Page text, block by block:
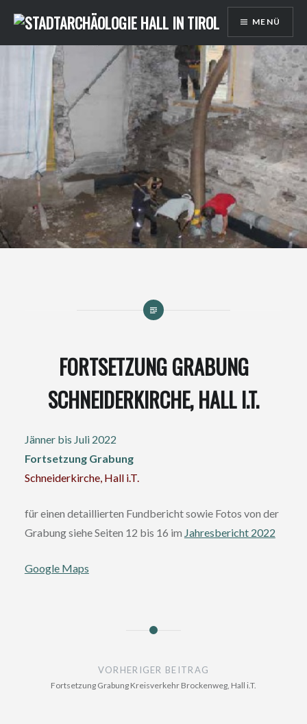
zum
Inhalt
MENÜ
FORTSETZUNG GRABUNG
SCHNEIDERKIRCHE, HALL I.T.
Jänner bis Juli 2022
Fortsetzung Grabung
Schneiderkirche, Hall i.T.
für einen detaillierten Fundbericht sowie Fotos von der
Grabung siehe Seiten 12 bis 16 im Jahresbericht 2022
Google Maps
VORHERIGER BEITRAG
Fortsetzung Grabung Kreisverkehr Brockenweg, Hall i.T.